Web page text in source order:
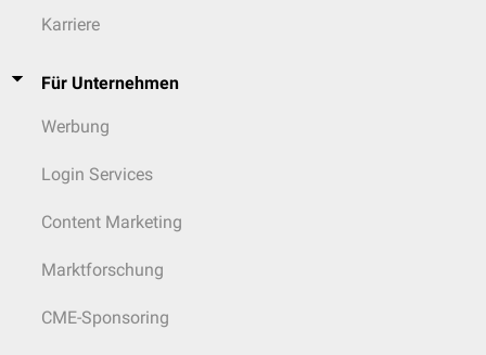
Karriere
Für Unternehmen
Werbung
Login Services
Content Marketing
Marktforschung
CME-Sponsoring